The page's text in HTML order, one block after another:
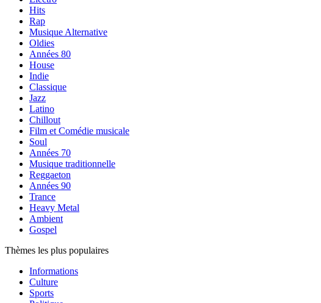
Hits
Rap
Musique Alternative
Oldies
Années 80
House
Indie
Classique
Jazz
Latino
Chillout
Film et Comédie musicale
Soul
Années 70
Musique traditionnelle
Reggaeton
Années 90
Trance
Heavy Metal
Ambient
Gospel
Thèmes les plus populaires
Informations
Culture
Sports